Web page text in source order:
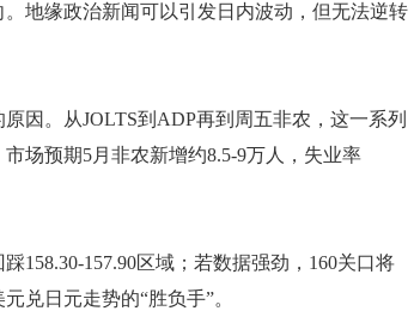
地缘政治新闻可以引发日内波动，但无法逆转
。从JOLTS到ADP再到周五非农，这一系列
场预期5月非农新增约8.5-9万人，失业率
157.90区域；若数据强劲，160关口将
兑日元走势的“胜负手”。